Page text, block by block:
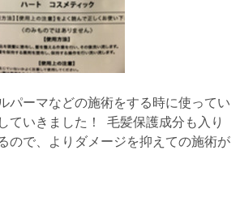
パーマなどの施術をする時に使ってい
ていきました！ 毛髪保護成分も入り
ので、よりダメージを抑えての施術が